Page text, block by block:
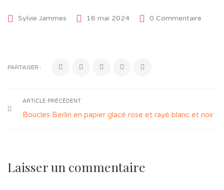
Sylvie Jammes 16 mai 2024 0 Commentaire
PARTAGER :
ARTICLE PRÉCÉDENT
Boucles Berlin en papier glacé rose et rayé blanc et noir
Laisser un commentaire